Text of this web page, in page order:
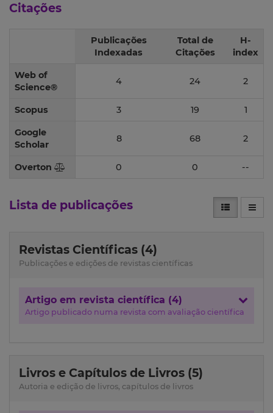
Citações
Publicações
Indexadas
Total de
Citações
H-
index
Web of
Science®
4 24 2
Scopus 3 19 1
Google
Scholar
8 68 2
Overton 0 0 --
Lista de publicações
Revistas Científicas (4)
Publicações e edições de revistas científicas
Artigo em revista científica (4)
Artigo publicado numa revista com avaliação científica
Livros e Capítulos de Livros (5)
Autoria e edição de livros, capítulos de livros